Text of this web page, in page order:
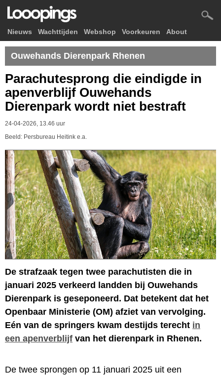
Nieuws Wachttijden Webshop Voorkeuren About
Ouwehands Dierenpark Rhenen
Parachutesprong die eindigde in
apenverblijf Ouwehands
Dierenpark wordt niet bestraft
24-04-2026, 13.46 uur
Beeld: Persbureau Heitink e.a.
De strafzaak tegen twee parachutisten die in
januari 2025 verkeerd landden bij Ouwehands
Dierenpark is geseponeerd. Dat betekent dat het
Openbaar Ministerie (OM) afziet van vervolging.
Eén van de springers kwam destijds terecht in
een apenverblijf van het dierenpark in Rhenen.
De twee sprongen op 11 januari 2025 uit een